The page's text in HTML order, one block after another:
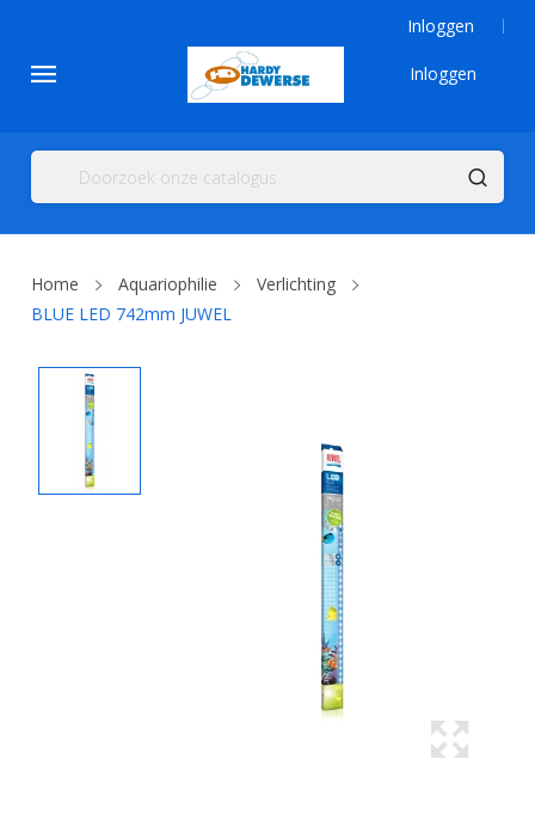
Inloggen
Inloggen
Home Aquariophilie
Verlichting
BLUE LED 742mm JUWEL